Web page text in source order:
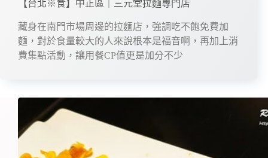
【台北※食】中正區｜三元堂拉麵專門店
藏身在南門市場周邊的拉麵店，強調吃不飽免費加
麵，對於食量較大的人來說根本是福音啊，再加上消
費集點活動，讓用餐CP值更是加分不少